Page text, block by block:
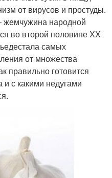
от вирусов и простуды.
жемчужина народной
во второй половине ХХ
самых
от множества
правильно готовится
и с какими недугами